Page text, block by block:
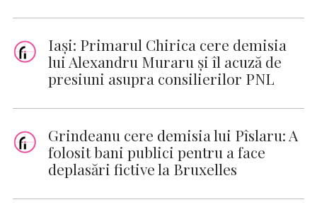
Iaşi: Primarul Chirica cere demisia
lui Alexandru Muraru şi îl acuză de
presiuni asupra consilierilor PNL
Grindeanu cere demisia lui Pîslaru: A
folosit bani publici pentru a face
deplasări fictive la Bruxelles